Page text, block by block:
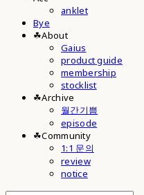
anklet
Bye
☘︎About
Gaius
product guide
membership
stocklist
☘︎Archive
월간기쁨
episode
☘︎Community
1:1 문의
review
notice